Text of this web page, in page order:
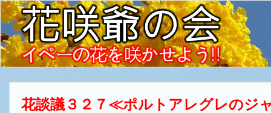
花談議３２７≪ポルトアレグレのジ